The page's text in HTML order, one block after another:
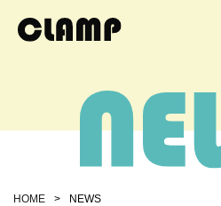
HOME > NEWS